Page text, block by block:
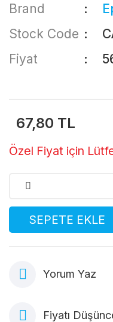
Brand
Stock Code
Fiyat
67,80 TL
Özel Fiyat için
SEPETE EKLE
Yorum Yaz
Fiyatı